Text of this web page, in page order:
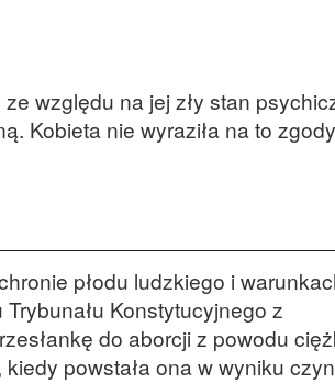
względu na jej zły stan
Kobieta nie wyraziła na to
płodu ludzkiego i
Konstytucyjnego z
do aborcji z powodu
powstała ona w wyniku